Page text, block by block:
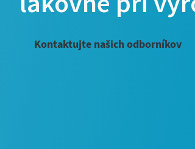
Kontaktujte našich odborníkov